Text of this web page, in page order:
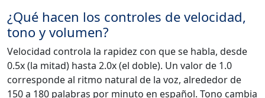
¿Qué hacen los controles de velocidad,
tono y volumen?
Velocidad controla la rapidez con que se habla, desde
0.5x (la mitad) hasta 2.0x (el doble). Un valor de 1.0
corresponde al ritmo natural de la voz, alrededor de
150 a 180 palabras por minuto en español. Tono cambia